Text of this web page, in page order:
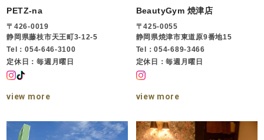
PETZ-na
〒426-0019
静岡県藤枝市天王町3-12-5
Tel：054-646-3100
定休日：毎週月曜日
view more
BeautyGym 焼津店
〒425-0055
静岡県焼津市東道原9番地15
Tel：054-689-3466
定休日：毎週月曜日
view more